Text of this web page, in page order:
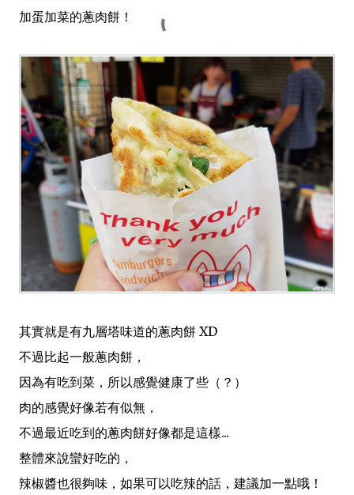
加蛋加菜的蔥肉餅！
其實就是有九層塔味道的蔥肉餅 XD
不過比起一般蔥肉餅，
因為有吃到菜，所以感覺健康了些（？）
肉的感覺好像若有似無，
不過最近吃到的蔥肉餅好像都是這樣...
整體來說蠻好吃的，
辣椒醬也很夠味，如果可以吃辣的話，建議加一點哦！